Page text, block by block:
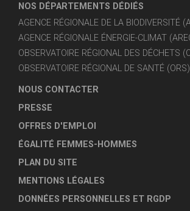
NOS DÉPARTEMENTS DÉDIÉS
AGENCE RÉGIONALE DE LA BIODIVERSITÉ
AGENCE RÉGIONALE ÉNERGIE-CLIMAT
OBSERVATOIRE RÉGIONAL DES DÉCHETS
OBSERVATOIRE RÉGIONAL DE SANTÉ (ORS)
NOUS CONTACTER
PRESSE
OFFRES D'EMPLOI
ÉGALITÉ FEMMES-HOMMES
PLAN DU SITE
MENTIONS LÉGALES
DONNÉES PERSONNELLES ET RGDP